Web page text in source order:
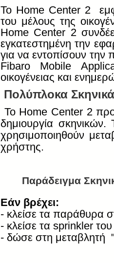
Το Home Center 2
του μέλους της
Home Center 2
εγκατεστημένη την
για να εντοπίσουν
Fibaro
Mobile
οικογένειας και
Πολύπλοκα
Το Home Center 2
δημιουργία
χρησιμοποιηθούν
χρήστης.
Παράδειγμα
Εάν βρέχει:
- κλείσε τα παράθυρα
- κλείσε τα sprinkler
- δώσε στη μεταβλητή